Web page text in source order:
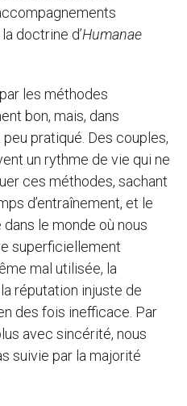
doctrine d’Humanae
les méthodes
bon, mais, dans
pratiqué. Des couples,
un rythme de vie qui ne
ces méthodes, sachant
d’entraînement, et le
le monde où nous
superficiellement
mal utilisée, la
réputation injuste de
des fois inefficace. Par
avec sincérité, nous
suivie par la majorité